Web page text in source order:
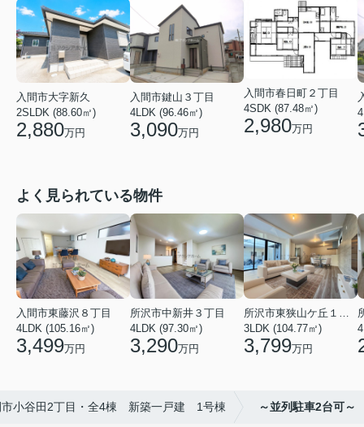
入間市大字新久
2SLDK (88.60㎡)
2,880万円
入間市鍵山３丁目
4LDK (96.46㎡)
3,090万円
入間市春日町２丁目
4SDK (87.48㎡)
2,980万円
よく見られている物件
入間市東藤沢８丁目
4LDK (105.16㎡)
3,499万円
所沢市中新井３丁目
4LDK (97.30㎡)
3,290万円
所沢市東狭山ケ丘１丁目
3LDK (104.77㎡)
3,799万円
市小谷田2丁目・全4棟 新築一戸建 1号棟 ～並列駐車2台可～